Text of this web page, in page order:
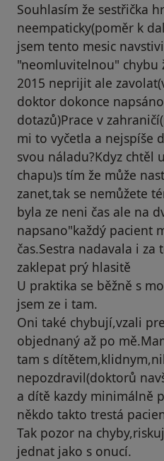
Souhlasím že sestřička
neempaticky(poměr k
jsem tento mesic
"neomluvitelnou" chybu
2015 neprijit ale
doktor dokonce
dotazů)Prace v
mi to vyčetla a nejspíše
svou náladu?Kdyz chtěl
chapu)s tím že může
zanet,tak se nemůžete
byla ze neni čas ale na
napsano"každý pacient
čas.Sestra nadavala i
zaklepat prý hlasitě
U praktika se běžně s
jsem ze i tam.
Oni také chybují,vzali
objednaný až po
tam s
nepozdravil(doktorů
a dítě kazdy minimálně
někdo takto trestá
Tak pozor na
jednat jako s onucí.